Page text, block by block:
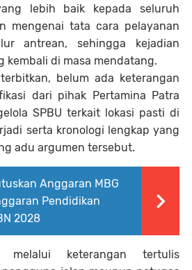
lebih baik kepada seluruh
mengenai tata cara pelayanan
antrean, sehingga kejadian
kembali di masa mendatang.
belum ada keterangan
dari pihak Pertamina Patra
SPBU terkait lokasi pasti di
serta kronologi lengkap yang
adu argumen tersebut.
Anggaran MBG
Pendidikan
2028
melalui keterangan tertulis